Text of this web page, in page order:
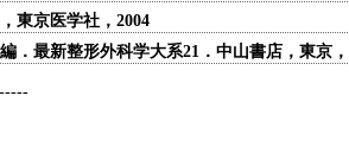
東京医学社，2004
．最新整形外科学大系21．中山書店，東京，